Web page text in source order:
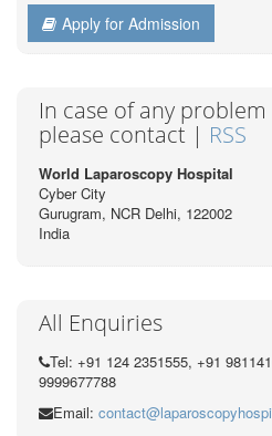
Apply for Admission
In case of any
please contact | RSS
World Laparoscopy Hospital
Cyber City
Gurugram, NCR Delhi, 122002
India
All Enquiries
Tel: +91 124 2351555, +91
9999677788
Email: